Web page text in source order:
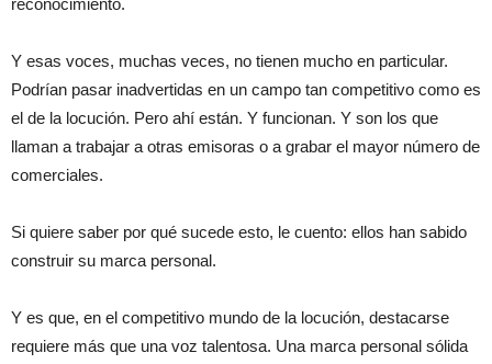
reconocimiento.
Y esas voces, muchas veces, no tienen mucho en particular.
Podrían pasar inadvertidas en un campo tan competitivo como es
el de la locución. Pero ahí están. Y funcionan. Y son los que
llaman a trabajar a otras emisoras o a grabar el mayor número de
comerciales.
Si quiere saber por qué sucede esto, le cuento: ellos han sabido
construir su marca personal.
Y es que, en el competitivo mundo de la locución, destacarse
requiere más que una voz talentosa. Una marca personal sólida